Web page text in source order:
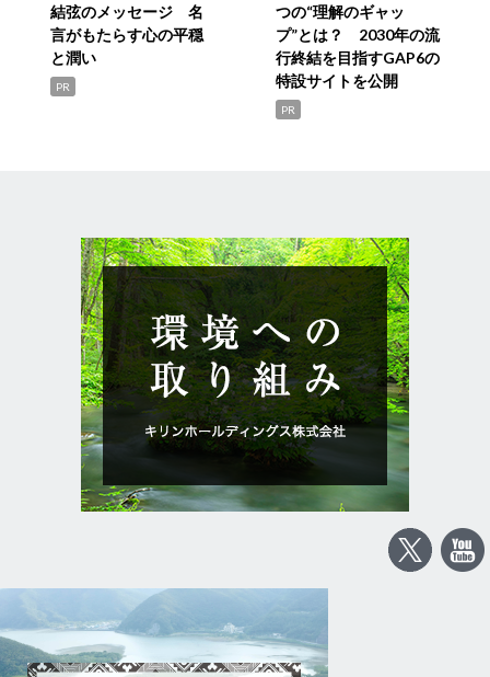
結弦のメッセージ 名
言がもたらす心の平穏
と潤い
PR
つの“理解のギャッ
プ”とは？ 2030年の流
行終結を目指すGAP6の
特設サイトを公開
PR